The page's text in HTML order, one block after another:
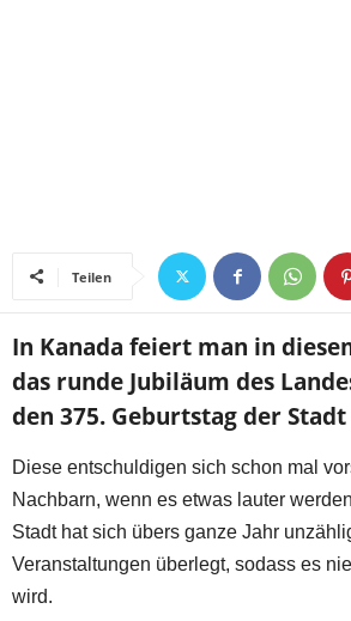
Teilen
In Kanada feiert man in
das runde Jubiläum des
den 375. Geburtstag der
Diese entschuldigen sich schon mal
Nachbarn, wenn es etwas lauter
Stadt hat sich übers ganze Jahr
Veranstaltungen überlegt, sodass es
wird.